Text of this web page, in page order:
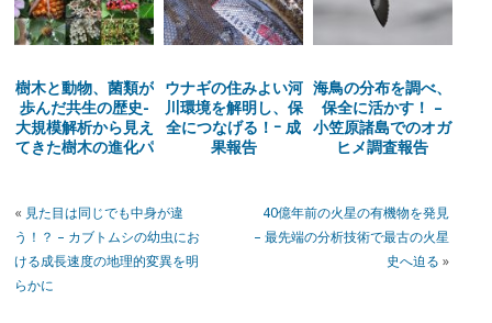
樹木と動物、菌類が
歩んだ共生の歴史-
大規模解析から見え
てきた樹木の進化パ
ウナギの住みよい河
川環境を解明し、保
全につなげる！ｰ 成
果報告
海鳥の分布を調べ、
保全に活かす！ –
小笠原諸島でのオガ
ヒメ調査報告
« 見た目は同じでも中身が違
う！？ – カブトムシの幼虫にお
ける成長速度の地理的変異を明
らかに
40億年前の火星の有機物を発見
– 最先端の分析技術で最古の火星
史へ迫る »